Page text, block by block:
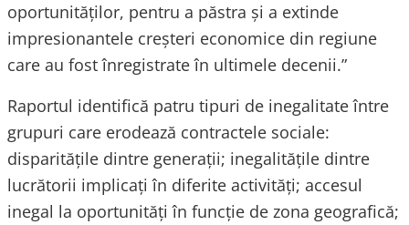
oportunităților, pentru a păstra și a extinde
impresionantele creșteri economice din regiune
care au fost înregistrate în ultimele decenii.”
Raportul identifică patru tipuri de inegalitate între
grupuri care erodează contractele sociale:
disparitățile dintre generații; inegalitățile dintre
lucrătorii implicaţi în diferite activități; accesul
inegal la oportunități în funcție de zona geografică;